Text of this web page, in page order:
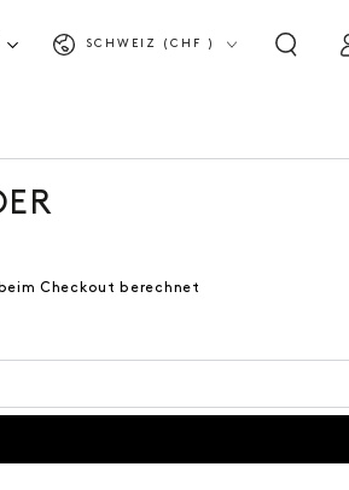
Land/Region
SCHWEIZ (CHF )
Checkout berechnet